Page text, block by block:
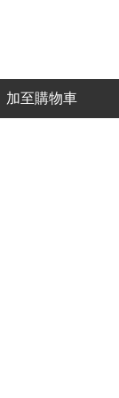
加至購物車